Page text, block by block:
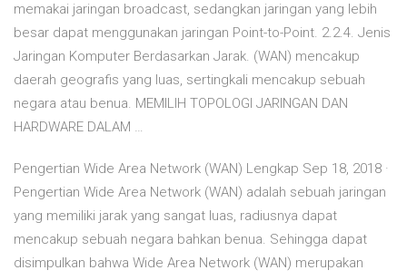
memakai jaringan broadcast, sedangkan jaringan yang lebih
besar dapat menggunakan jaringan Point-to-Point. 2.2.4. Jenis
Jaringan Komputer Berdasarkan Jarak. (WAN) mencakup
daerah geografis yang luas, sertingkali mencakup sebuah
negara atau benua. MEMILIH TOPOLOGI JARINGAN DAN
HARDWARE DALAM …
Pengertian Wide Area Network (WAN) Lengkap Sep 18, 2018 ·
Pengertian Wide Area Network (WAN) adalah sebuah jaringan
yang memiliki jarak yang sangat luas, radiusnya dapat
mencakup sebuah negara bahkan benua. Sehingga dapat
disimpulkan bahwa Wide Area Network (WAN) merupakan